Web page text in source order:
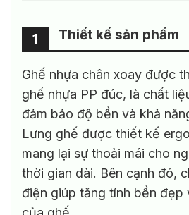
Thiết kế sản phẩm
1
Ghế nhựa chân xoay được
ghế nhựa PP đúc, là chất
đảm bảo độ bền và khả
Lưng ghế được thiết kế
mang lại sự thoải mái cho
thời gian dài. Bên cạnh đó,
điện giúp tăng tính bền đẹp